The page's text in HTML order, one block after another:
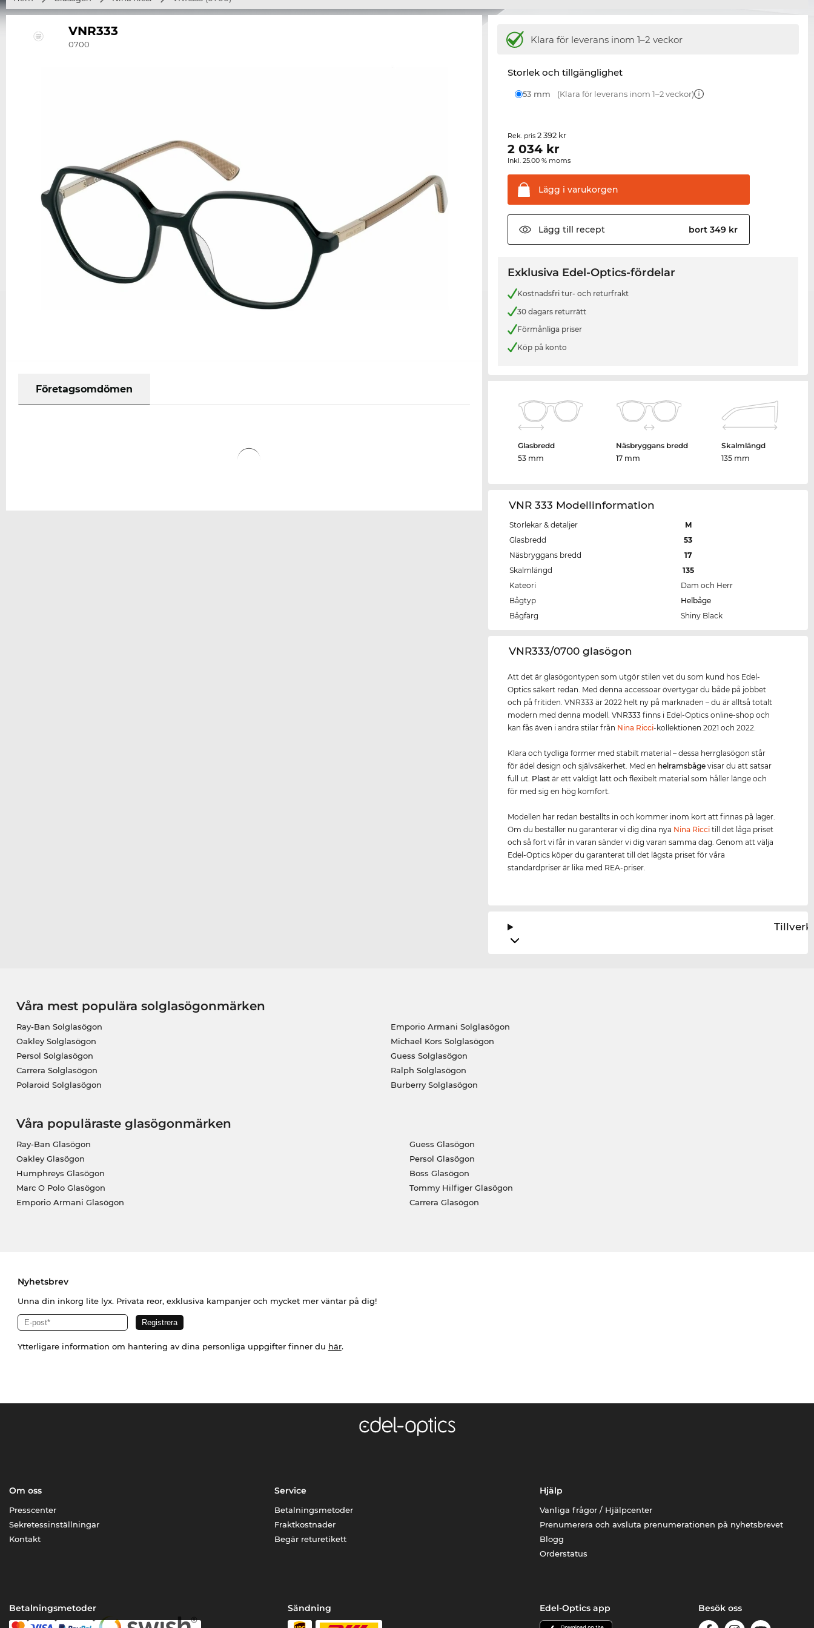
VNR333
0700
Företagsomdömen
Klara för leverans inom 1–2 veckor
Storlek och tillgänglighet
53 mm (Klara för leverans inom 1–2 veckor)
Rek. pris2 392 kr
2 034 kr
Inkl. 25.00 % moms
Lägg i varukorgen
Lägg till recept bort 349 kr
Exklusiva Edel-Optics-fördelar
Kostnadsfri tur- och returfrakt
30 dagars returrätt
Förmånliga priser
Köp på konto
Glasbredd
53 mm
Näsbryggans bredd
17 mm
Skalmlängd
135 mm
VNR 333 Modellinformation
Storlekar & detaljer
M
Glasbredd
53
Näsbryggans bredd
17
Skalmlängd
135
Kateori
Dam och Herr
Bågtyp
Helbåge
Bågfärg
Shiny Black
‌VNR333/0700 glasögon
Att det är glasögontypen som utgör stilen vet du som kund hos Edel-
Optics säkert redan. Med denna accessoar övertygar du både på jobbet
och på fritiden. VNR333 är 2022 helt ny på marknaden – du är alltså totalt
modern med denna modell. VNR333 finns i Edel-Optics online-shop och
kan fås även i andra stilar från Nina Ricci-kollektionen 2021 och 2022.
Klara och tydliga former med stabilt material – dessa herrglasögon står
för ädel design och självsäkerhet. Med en helramsbågevisar du att satsar
full ut. Plast är ett väldigt lätt och flexibelt material som håller länge och
för med sig en hög komfort.
Modellen har redan beställts in och kommer inom kort att finnas på lager.
Om du beställer nu garanterar vi dig dina nya Nina Ricci till det låga priset
och så fort vi får in varan sänder vi dig varan samma dag. Genom att välja
Edel-Optics köper du garanterat till det lägsta priset för våra
standardpriser är lika med REA-priser.
Våra mest populära solglasögonmärken
Ray-Ban Solglasögon
Oakley Solglasögon
Persol Solglasögon
Carrera Solglasögon
Polaroid Solglasögon
Emporio Armani Solglasögon
Michael Kors Solglasögon
Guess Solglasögon
Ralph Solglasögon
Burberry Solglasögon
Våra populäraste glasögonmärken
Ray-Ban Glasögon
Oakley Glasögon
Humphreys Glasögon
Marc O Polo Glasögon
Emporio Armani Glasögon
Guess Glasögon
Persol Glasögon
Boss Glasögon
Tommy Hilfiger Glasögon
Carrera Glasögon
Nyhetsbrev
Unna din inkorg lite lyx. Privata reor, exklusiva kampanjer och mycket mer väntar på dig!
Ytterligare information om hantering av dina personliga uppgifter finner du här.
Om oss
Presscenter
Sekretessinställningar
Kontakt
Service
Betalningsmetoder
Fraktkostnader
Begär returetikett
Hjälp
Vanliga frågor / Hjälpcenter
Prenumerera och avsluta prenumerationen på nyhetsbrevet
Blogg
Orderstatus
Betalningsmetoder Sändning Edel-Optics app Besök oss